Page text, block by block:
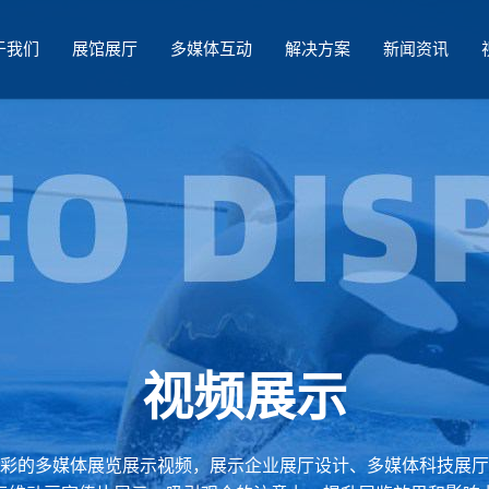
们 展馆展厅 多媒体互动 解决方案 新闻资讯
视频展示
的多媒体展览展示视频，展示企业展厅设计、多媒体科技展